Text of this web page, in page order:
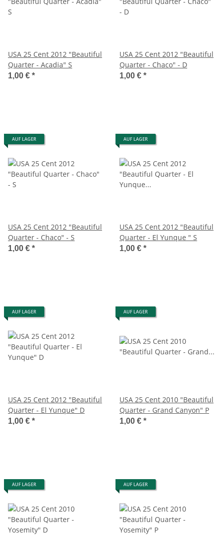
USA 25 Cent 2012 "Beautiful
Quarter - Acadia" S
1,00 € *
USA 25 Cent 2012 "Beautiful
Quarter - Chaco" - D
1,00 € *
AUF LAGER
USA 25 Cent 2012 "Beautiful
Quarter - Chaco" - S
1,00 € *
AUF LAGER
USA 25 Cent 2012 "Beautiful
Quarter - El Yunque " S
1,00 € *
AUF LAGER
USA 25 Cent 2012 "Beautiful
Quarter - El Yunque" D
1,00 € *
AUF LAGER
USA 25 Cent 2010 "Beautiful
Quarter - Grand Canyon" P
1,00 € *
AUF LAGER AUF LAGER